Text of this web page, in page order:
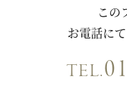
プロポー
この
お電話に
TEL.